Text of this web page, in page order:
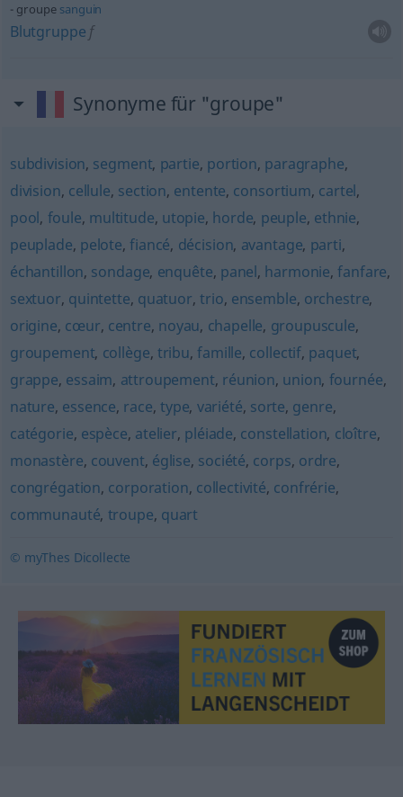
groupe sanguin
Blutgruppe f
Synonyme für "groupe"
subdivision, segment, partie, portion, paragraphe,
division, cellule, section, entente, consortium, cartel,
pool, foule, multitude, utopie, horde, peuple, ethnie,
peuplade, pelote,fiancé, décision, avantage, parti,
échantillon, sondage, enquête, panel, harmonie,fanfare,
sextuor, quintette, quatuor,trio, ensemble, orchestre,
origine, cœur, centre, noyau, chapelle, groupuscule,
groupement, collège, tribu,famille, collectif, paquet,
grappe, essaim, attroupement, réunion, union, fournée,
nature, essence, race,type, variété, sorte, genre,
catégorie, espèce, atelier, pléiade, constellation, cloître,
monastère, couvent, église, société, corps, ordre,
congrégation, corporation, collectivité, confrérie,
communauté, troupe, quart
© myThes Dicollecte